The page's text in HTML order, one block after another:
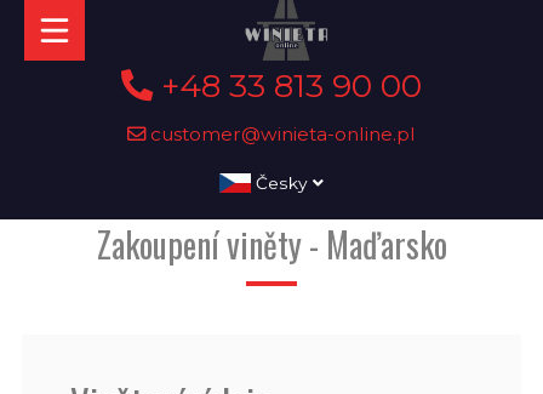
+48 33 813 90 00
customer@winieta-online.pl
Česky
Zakoupení viněty - Maďarsko